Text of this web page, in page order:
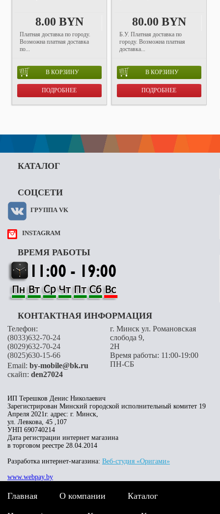
8.00 BYN
Платная доставка по городу.
Возможна платная доставка
по...
В КОРЗИНУ
ПОДРОБНЕЕ
80.00 BYN
Б.У. Платная доставка по
городу. Возможна платная
доставка...
В КОРЗИНУ
ПОДРОБНЕЕ
КАТАЛОГ
СОЦСЕТИ
ГРУППА VK
INSTAGRAM
ВРЕМЯ РАБОТЫ
КОНТАКТНАЯ ИНФОРМАЦИЯ
Телефон:
(8033)632-70-24
(8029)632-70-24
(8025)630-15-66
Email: by-mobile@bk.ru
скайп: den27024
г. Минск ул. Романовская
слобода 9,
2H
Время работы: 11:00-19:00
ПН-СБ
ИП Терешков Денис Николаевич
Зарегистрирован Минский городской исполнительный комитет 19
Апреля 2021г. адрес: г. Минск,
ул. Левкова, 45 ,107
УНП 690740214
Дата регистрации интернет магазина
в торговом реестре 28.04.2014
Разработка интернет-магазина: Веб-студия «Оригами»
www.webpay.by
Главная О компании Каталог